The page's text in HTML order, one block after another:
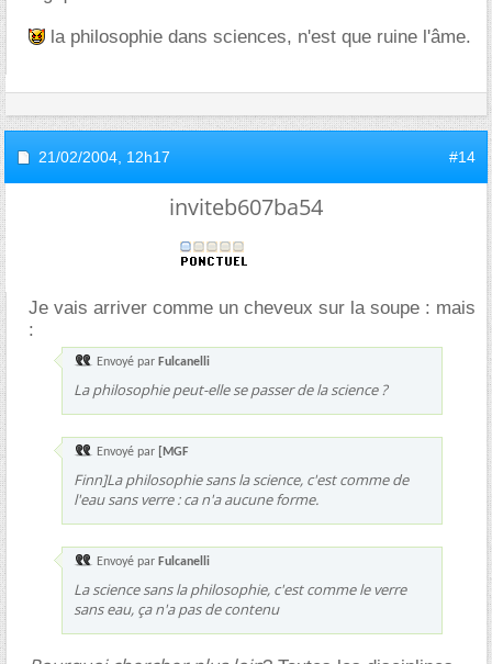
la philosophie dans sciences, n'est que ruine l'âme.
21/02/2004, 12h17 #14
inviteb607ba54
Je vais arriver comme un cheveux sur la soupe : mais
:
Envoyé par Fulcanelli
La philosophie peut-elle se passer de la science ?
Envoyé par [MGF
Finn]La philosophie sans la science, c'est comme de
l'eau sans verre : ca n'a aucune forme.
Envoyé par Fulcanelli
La science sans la philosophie, c'est comme le verre
sans eau, ça n'a pas de contenu